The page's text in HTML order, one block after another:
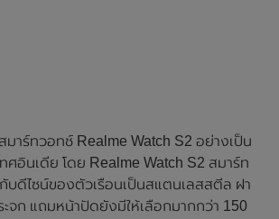
มาร์ทวอทช์ Realme Watch S2 อย่างเป็น
ทศอินเดีย โดย Realme Watch S2 สมาร์ท
บดีไซน์ของตัวเรือนเป็นสแตนเลสสตีล ฝา
จก แถมหน้าปัดยังมีให้เลือกมากกว่า 150